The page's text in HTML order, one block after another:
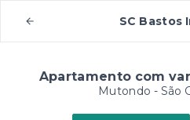
SC Bastos
Apartamento com
Mutondo - São